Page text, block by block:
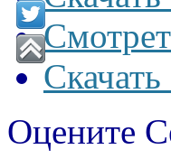
Оцените